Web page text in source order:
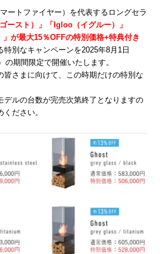
ートファイヤー）を代表するロングセラ
ースト）」「Igloo（イグルー）」
」が最大15％OFFの特別価格+特典付き
別なキャンペーンを2025年8月1日
の期間限定で開催いたします。
皆さまに向けて、この時期だけの特別な
デルの台数が完売次第終了となりますの
ださい。